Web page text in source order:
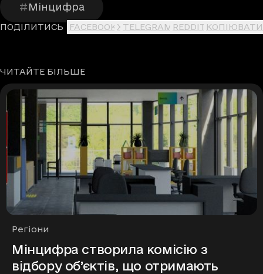
Мінцифра
ПОДІЛИТИСЬ FACEBOOK X TELEGRAM REDDIT КОПІЮВАТИ
ЧИТАЙТЕ БІЛЬШЕ
Рубрики
Регіони
Мінцифра створила комісію з
відбору об’єктів, що отримають